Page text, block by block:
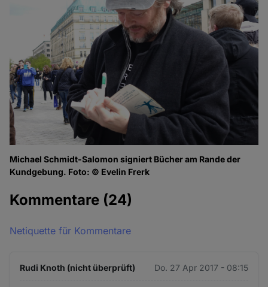
Michael Schmidt-Salomon signiert Bücher am Rande der
Kundgebung. Foto: © Evelin Frerk
Kommentare (24)
Netiquette für Kommentare
Rudi Knoth (nicht überprüft) Do. 27 Apr 2017 - 08:15